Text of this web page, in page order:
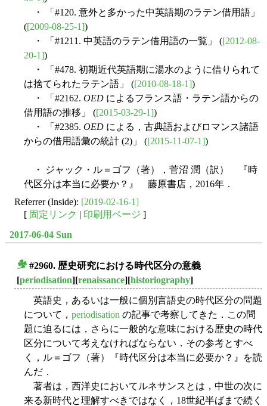
・ 「#120. 意外と多かった中英語期のラテン借用語」
([2009-08-25-1])
・ 「#1211. 中英語のラテン借用語の一覧」 ([2012-08-
20-1])
・ 「#478. 初期近代英語期に湯水のように借りられて
は捨てられたラテン語」 ([2010-08-18-1])
・ 「#2162. OED によるフランス語・ラテン語からの
借用語の推移」 ([2015-03-29-1])
・ 「#2385. OED による，古典語およびロマンス諸語
からの借用語彙の統計 (2)」 ([2015-11-07-1])
・ ジャック・ル＝ゴフ（著），菅沼 潤（訳） 『時
代区分は本当に必要か？』 藤原書店，2016年．
Referrer (Inside): [2019-02-16-1]
[ 固定リンク | 印刷用ページ ]
2017-06-04 Sun
#2960. 歴史研究における時代区分の意義
[periodisation][renaissance][historiography]
英語史，あるいは一般に個別言語史の時代区分の問題
について， periodisation の記事で考察してきた．この問
題に迫るには，さらに一般的な意味における歴史の時代
区分について考えなければならない．その参考とすべ
く，ル＝ゴフ（著）『時代区分は本当に必要か？』を読
んだ．
著者は，西洋史においてルネサンスとは，中世の次に
来る新時代と理解すべきではなく，18世紀半ばまで続く